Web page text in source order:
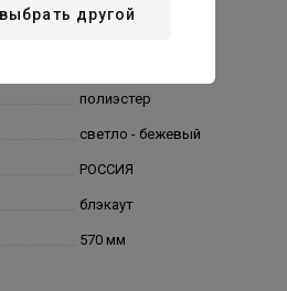
полиэстер
светло - бежевый
РОССИЯ
блэкаут
570 мм
другой